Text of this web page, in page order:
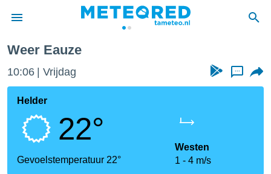
door
verstrekte
hoge
hebt de
voor
Weer Eauze
10:06 Vrijdag ...
Helder
22°
Gevoelstemperatuur 22°
Westen
1
4 m/s